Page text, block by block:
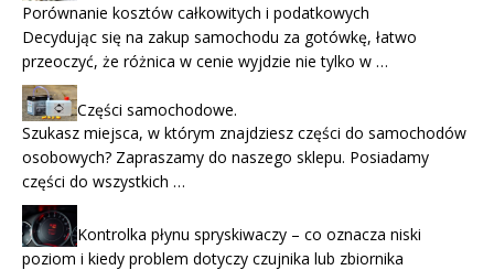
Porównanie kosztów całkowitych i podatkowych
Decydując się na zakup samochodu za gotówkę, łatwo
przeoczyć, że różnica w cenie wyjdzie nie tylko w …
Części samochodowe.
Szukasz miejsca, w którym znajdziesz części do samochodów
osobowych? Zapraszamy do naszego sklepu. Posiadamy
części do wszystkich …
Kontrolka płynu spryskiwaczy – co oznacza niski
poziom i kiedy problem dotyczy czujnika lub zbiornika